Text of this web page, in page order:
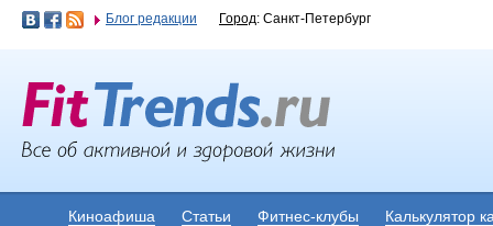
Блог редакции Город: Санкт-Петербург
Киноафиша Статьи Фитнес-клубы Калькулятор